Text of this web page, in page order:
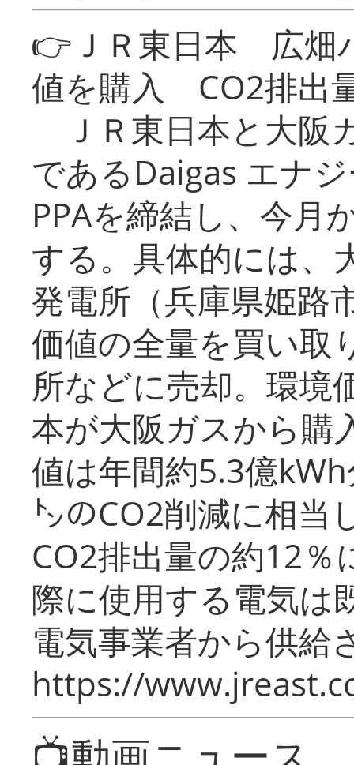
👉ＪＲ東日本 広畑
値を購入 CO2排出
ＪＲ東日本と大阪
であるDaigas エナ
PPAを締結し、今月
する。具体的には、
発電所（兵庫県姫路
価値の全量を買い取
所などに売却。環境
本が大阪ガスから購
値は年間約5.3億
㌧のCO2削減に相当
CO2排出量の約12％
際に使用する電気は
電気事業者から供給
https://